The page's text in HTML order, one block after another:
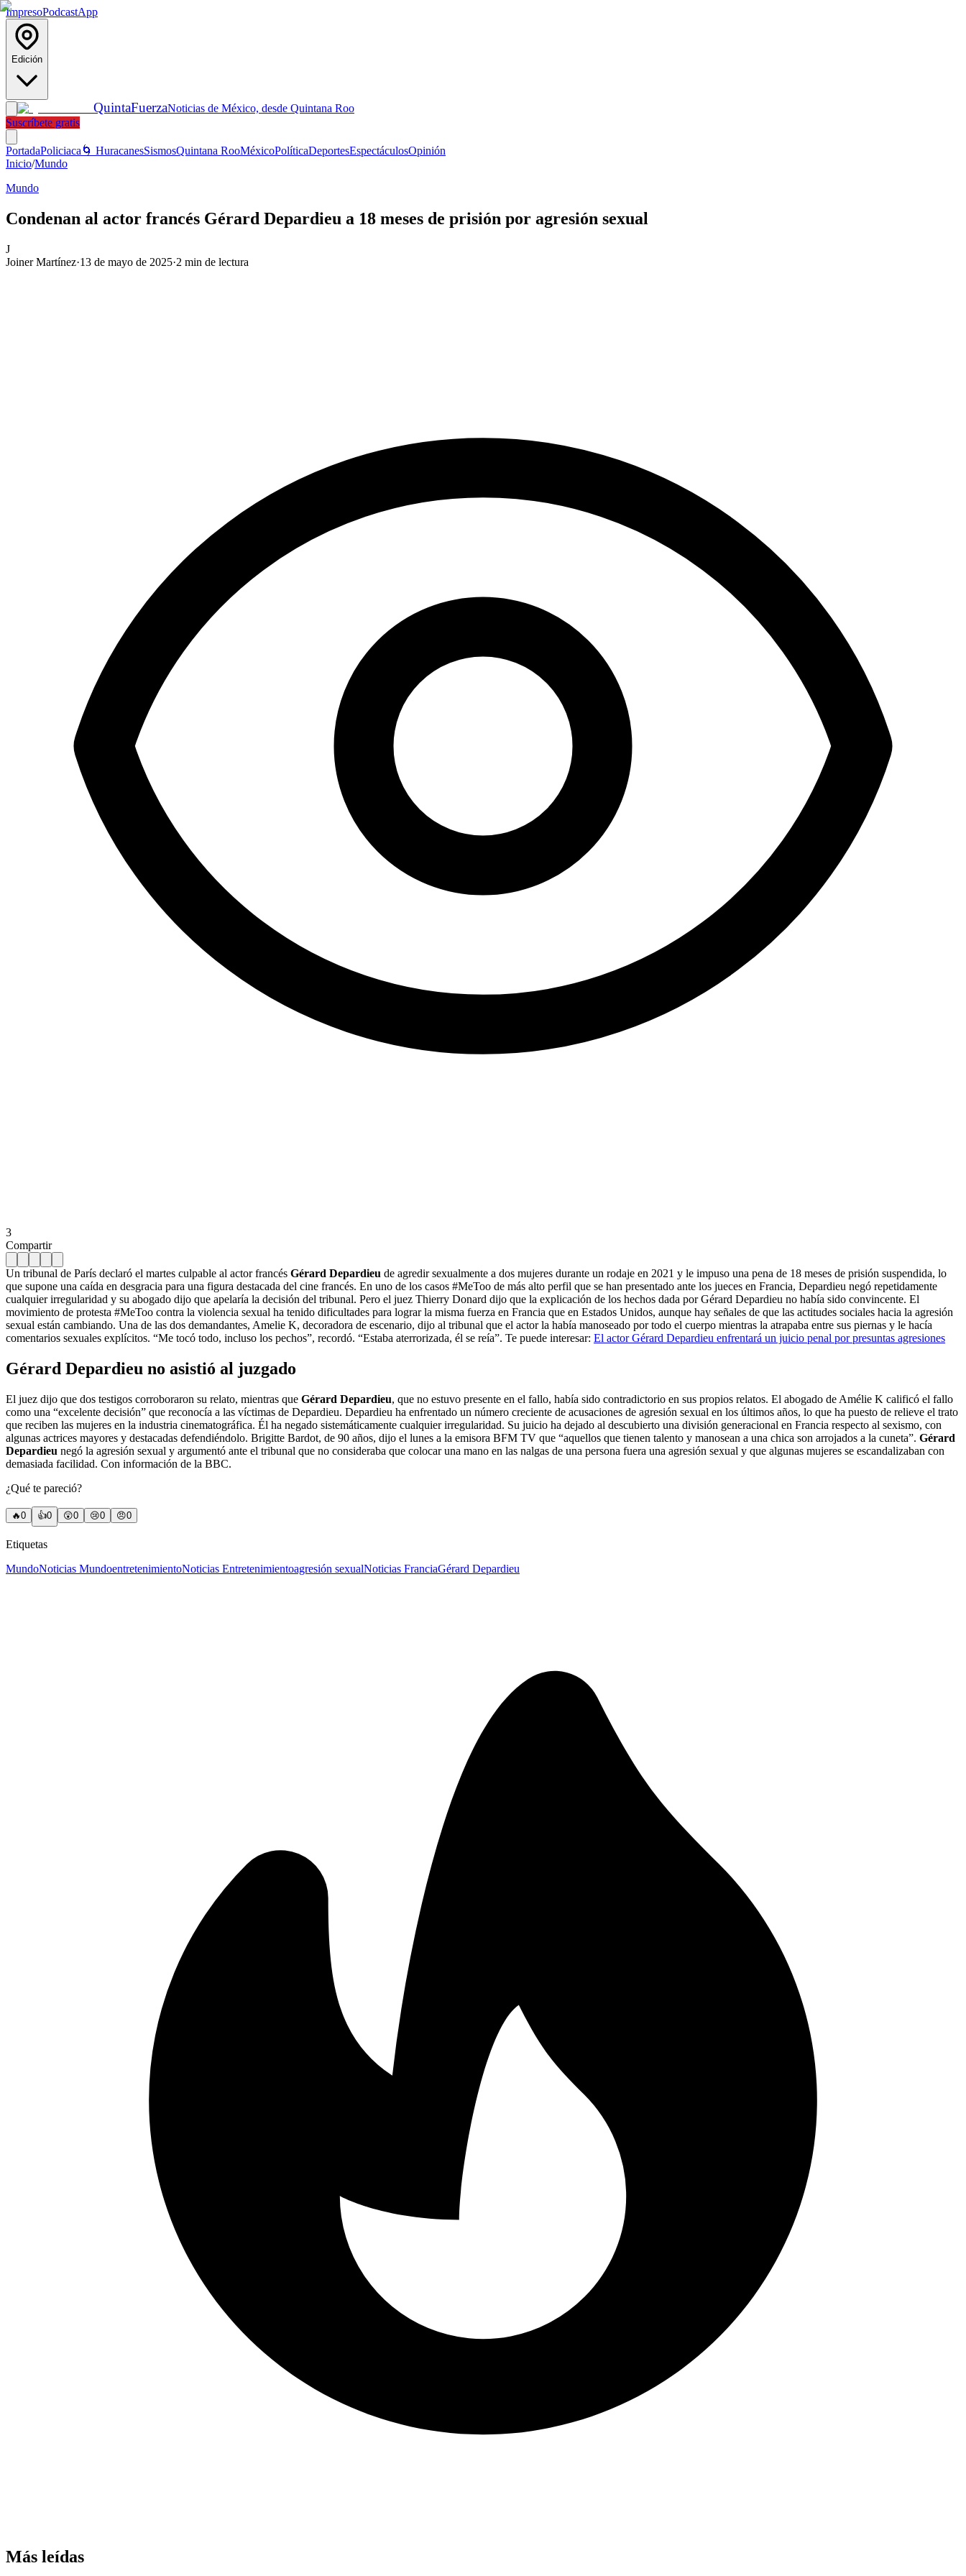
ImpresoPodcastApp
Edición
QuintaFuerzaNoticias de México, desde Quintana Roo
Suscríbete gratis
PortadaPoliciaca 🌀 HuracanesSismosQuintana RooMéxicoPolíticaDeportesEspectáculosOpinión
Inicio/Mundo
Mundo
Condenan al actor francés Gérard Depardieu a 18 meses de prisión por agresión sexual
J
Joiner Martínez·13 de mayo de 2025·2 min de lectura
3
Compartir
Un tribunal de París declaró el martes culpable al actor francés Gérard Depardieu de agredir sexualmente a dos mujeres durante un rodaje en 2021 y le impuso una pena de 18 meses de prisión suspendida, lo
que supone una caída en desgracia para una figura destacada del cine francés. En uno de los casos #MeToo de más alto perfil que se han presentado ante los jueces en Francia, Depardieu negó repetidamente
cualquier irregularidad y su abogado dijo que apelaría la decisión del tribunal. Pero el juez Thierry Donard dijo que la explicación de los hechos dada por Gérard Depardieu no había sido convincente. El
movimiento de protesta #MeToo contra la violencia sexual ha tenido dificultades para lograr la misma fuerza en Francia que en Estados Unidos, aunque hay señales de que las actitudes sociales hacia la agresión
sexual están cambiando. Una de las dos demandantes, Amelie K, decoradora de escenario, dijo al tribunal que el actor la había manoseado por todo el cuerpo mientras la atrapaba entre sus piernas y le hacía
comentarios sexuales explícitos. “Me tocó todo, incluso los pechos”, recordó. “Estaba aterrorizada, él se reía”. Te puede interesar: El actor Gérard Depardieu enfrentará un juicio penal por presuntas agresiones
Gérard Depardieu no asistió al juzgado
El juez dijo que dos testigos corroboraron su relato, mientras que Gérard Depardieu, que no estuvo presente en el fallo, había sido contradictorio en sus propios relatos. El abogado de Amélie K calificó el fallo
como una “excelente decisión” que reconocía a las víctimas de Depardieu. Depardieu ha enfrentado un número creciente de acusaciones de agresión sexual en los últimos años, lo que ha puesto de relieve el trato
que reciben las mujeres en la industria cinematográfica. Él ha negado sistemáticamente cualquier irregularidad. Su juicio ha dejado al descubierto una división generacional en Francia respecto al sexismo, con
algunas actrices mayores y destacadas defendiéndolo. Brigitte Bardot, de 90 años, dijo el lunes a la emisora ​​BFM TV que “aquellos que tienen talento y manosean a una chica son arrojados a la cuneta”. Gérard
Depardieu negó la agresión sexual y argumentó ante el tribunal que no consideraba que colocar una mano en las nalgas de una persona fuera una agresión sexual y que algunas mujeres se escandalizaban con
demasiada facilidad. Con información de la BBC.
¿Qué te pareció?
🔥0 👍0 😲0 😢0 😠0
Etiquetas
MundoNoticias MundoentretenimientoNoticias Entretenimientoagresión sexualNoticias FranciaGérard Depardieu
Más leídas